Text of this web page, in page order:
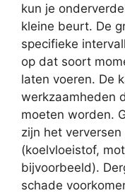
kun je
kleine beurt. De
specifieke
op dat soort
laten voeren. De
werkzaamheden
moeten worden.
zijn het
(koelvloeistof,
bijvoorbeeld).
schade